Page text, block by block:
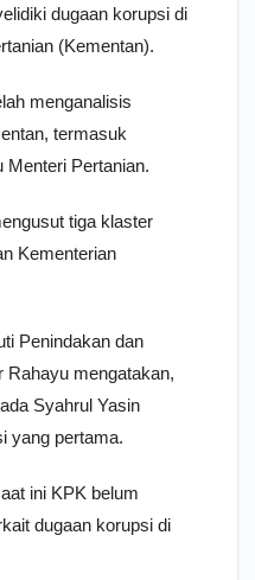
dugaan korupsi di
(Kementan).
menganalisis
termasuk
Menteri Pertanian.
tiga klaster
Kementerian
Penindakan dan
Rahayu mengatakan,
Syahrul Yasin
yang pertama.
ini KPK belum
dugaan korupsi di